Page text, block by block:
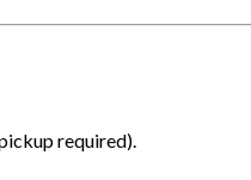
required).